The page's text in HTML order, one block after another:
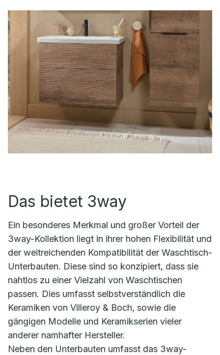
Das bietet 3way
Ein besonderes Merkmal und großer Vorteil der
3way-Kollektion liegt in ihrer hohen Flexibilität und
der weitreichenden Kompatibilität der Waschtisch-
Unterbauten. Diese sind so konzipiert, dass sie
nahtlos zu einer Vielzahl von Waschtischen
passen. Dies umfasst selbstverständlich die
Keramiken von Villeroy & Boch, sowie die
gängigen Modelle und Keramikserien vieler
anderer namhafter Hersteller.
Neben den Unterbauten umfasst das 3way-